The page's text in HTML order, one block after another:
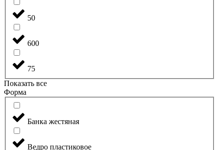
50
600
75
Показать все
Форма
Банка жестяная
Ведро пластиковое